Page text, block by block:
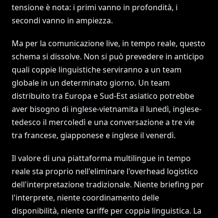
tensione è nota: i primi vanno in profondità, i
secondi vanno in ampiezza.
Ma per la comunicazione live, in tempo reale, questo
schema si dissolve. Non si può prevedere in anticipo
quali coppie linguistiche serviranno a un team
globale in un determinato giorno. Un team
distribuito tra Europa e Sud-Est asiatico potrebbe
aver bisogno di inglese-vietnamita il lunedì, inglese-
tedesco il mercoledì e una conversazione a tre vie
tra francese, giapponese e inglese il venerdì.
Il valore di una piattaforma multilingue in tempo
reale sta proprio nell'eliminare l'overhead logistico
dell'interpretazione tradizionale. Niente briefing per
l'interprete, niente coordinamento delle
disponibilità, niente tariffe per coppia linguistica. La